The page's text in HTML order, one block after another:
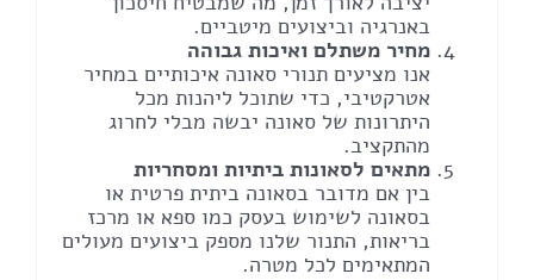
באנרגיה וביצועים מיטביים.
מחיר משתלם ואיכות גבוהה
אנו מציעים תנורי סאונה איכותיים במחיר
אטרקטיבי, כדי שתוכל ליהנות מכל
היתרונות של סאונה יבשה מבלי לחרוג
מהתקציב.
מתאים לסאונות ביתיות ומסחריות
בין אם מדובר בסאונה ביתית פרטית או
בסאונה לשימוש בעסק כמו ספא או מרכז
בריאות, התנור שלנו מספק ביצועים מעולים
המתאימים לכל מטרה.